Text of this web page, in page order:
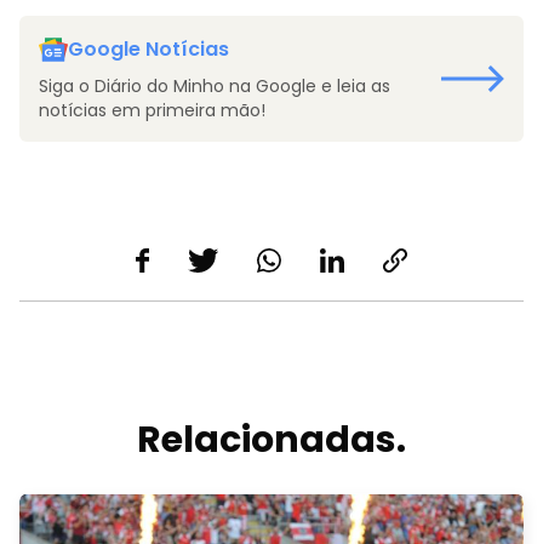
Google Notícias
Siga o Diário do Minho na Google e leia as
notícias em primeira mão!
Relacionadas.